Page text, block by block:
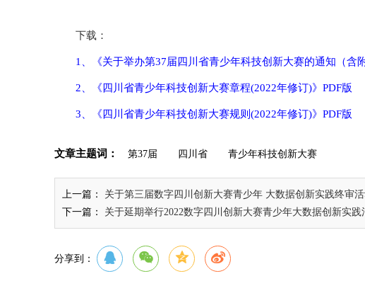
下载：
1、 《关于举办第37届四川省青少年科技创新大赛的通知​ （含
2、《四川省青少年科技创新大赛章程(2022年修订)》PDF版
3、《四川省青少年科技创新大赛规则(2022年修订)》 PDF版
文章主题词： 第37届 四川省 青少年科技创新大赛
上一篇：
关于第三届数字四川创新大赛青少年 大数据创新实践终审
下一篇：
关于延期举行2022数字四川创新大赛青少年大数据创新实践
分享到：